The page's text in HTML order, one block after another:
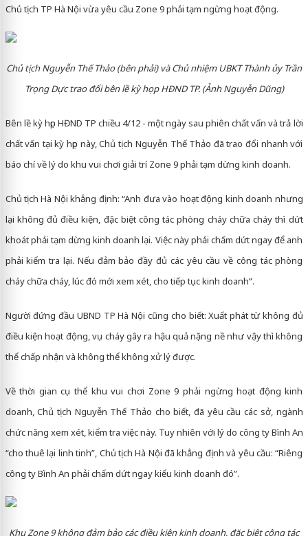
Chủ tịch TP Hà Nội vừa yêu cầu Zone 9 phải tạm ngừng hoạt động.
Chủ tịch Nguyễn Thế Thảo (bên phải) và Chủ nhiệm UBKT Thành ủy Trần
Trọng Dực trao đổi bên lề kỳ họp HĐND TP. (Ảnh Nguyễn Dũng)
Bên lề kỳ họp HĐND TP chiều 4/12 - một ngày sau phiên chất vấn và trả lời
chất vấn tại kỳ họp này, Chủ tịch Nguyễn Thế Thảo đã trao đổi nhanh với
báo chí về lý do khu vui chơi giải trí Zone 9 phải tạm dừng kinh doanh.
Chủ tịch Hà Nội khẳng định: “Anh đưa vào hoạt động kinh doanh nhưng
lại không đủ điều kiện, đặc biệt công tác phòng cháy chữa cháy thì dứt
khoát phải tạm dừng kinh doanh lại. Việc này phải chấm dứt ngay để anh
phải kiểm tra lại. Nếu đảm bảo đầy đủ các yêu cầu về công tác phòng
cháy chữa cháy, lúc đó mới xem xét, cho tiếp tục kinh doanh”.
Người đứng đầu UBND TP Hà Nội cũng cho biết: Xuất phát từ không đủ
điều kiện hoạt động, vụ cháy gây ra hậu quả nặng nề như vậy thì không
thể chấp nhận và không thể không xử lý được.
Về thời gian cụ thể khu vui chơi Zone 9 phải ngừng hoạt động kinh
doanh, Chủ tịch Nguyễn Thế Thảo cho biết, đã yêu cầu các sở, ngành
chức năng xem xét, kiểm tra việc này. Tuy nhiên với lý do công ty Bình An
“cho thuê lại linh tinh”, Chủ tịch Hà Nội đã khẳng định và yêu cầu: “Riêng
công ty Bình An phải chấm dứt ngay kiểu kinh doanh đó”.
Khu Zone 9 không đảm bảo các điều kiện kinh doanh, đặc biệt công tác